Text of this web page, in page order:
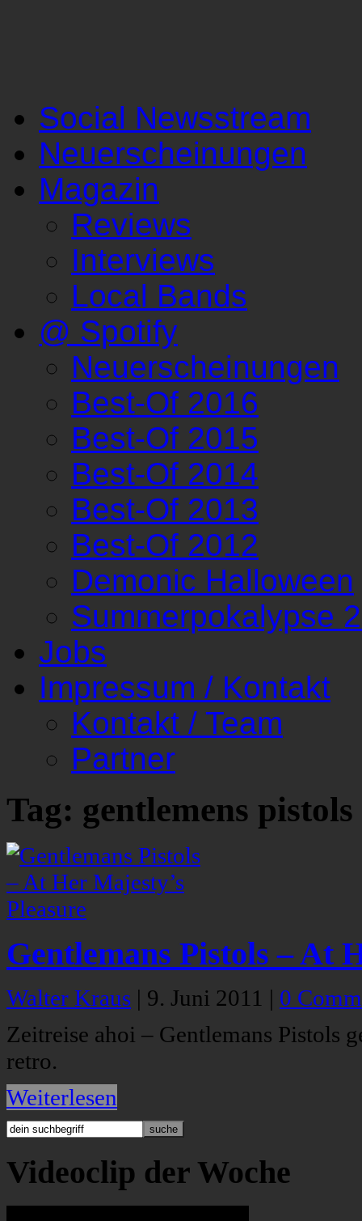
Social Newsstream
Neuerscheinungen
Magazin
Reviews
Interviews
Local Bands
@ Spotify
Neuerscheinungen
Best-Of 2016
Best-Of 2015
Best-Of 2014
Best-Of 2013
Best-Of 2012
Demonic Halloween
Summerpokalypse
Jobs
Impressum / Kontakt
Kontakt / Team
Partner
Tag: gentlemens pistols
Gentlemans Pistols – At
Walter Kraus | 9. Juni 2011 | 0
Zeitreise ahoi – Gentlemans Pistols
retro.
Weiterlesen
Videoclip der Woche